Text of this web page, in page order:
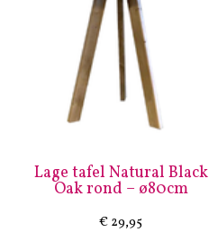
Lage tafel Natural Black
Oak rond – ø80cm
€ 29,95